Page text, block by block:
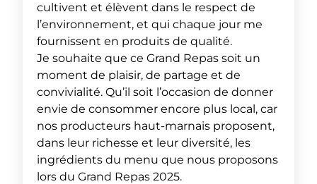
cultivent et élèvent dans le respect de
l’environnement, et qui chaque jour me
fournissent en produits de qualité.
Je souhaite que ce Grand Repas soit un
moment de plaisir, de partage et de
convivialité. Qu’il soit l’occasion de donner
envie de consommer encore plus local, car
nos producteurs haut-marnais proposent,
dans leur richesse et leur diversité, les
ingrédients du menu que nous proposons
lors du Grand Repas 2025.